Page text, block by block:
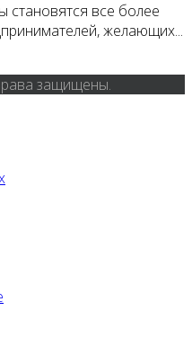
становятся все более
желающих...
защищены.